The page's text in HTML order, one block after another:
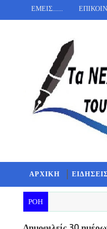
ΕΜΕΙΣ.......
ΑΡΧΙΚΗ
ΡΟΗ